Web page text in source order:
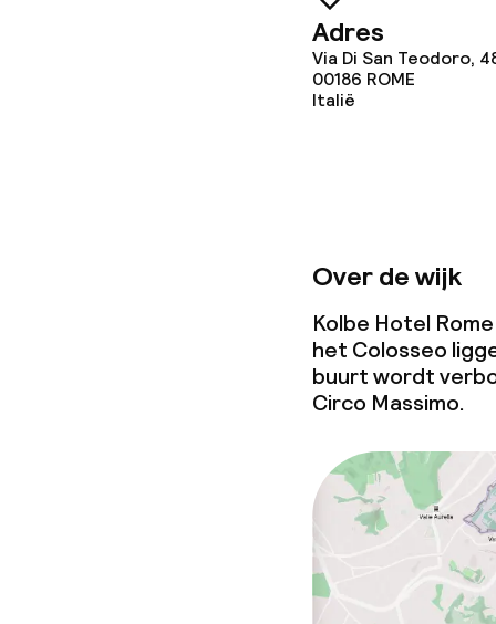
Adres
Via Di San Teodoro,
00186 ROME
Italië
Over de wijk
Kolbe Hotel
het Colosseo
buurt wordt
Circo Massimo.